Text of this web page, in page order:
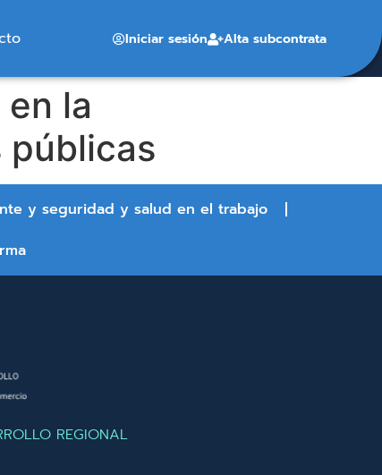
Iniciar sesión Alta subcontrata
la
públicas
y seguridad y salud en el trabajo
REGIONAL